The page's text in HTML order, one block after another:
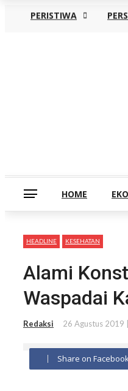
HOME
PERISTIWA
HEADLINE KESEHATAN
Alami
Waspadai
Redaksi 26 Agustus 2019
Share on